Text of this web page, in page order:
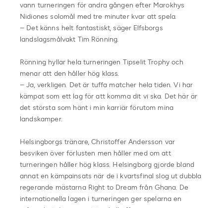
vann turneringen för andra gången efter Marokhys
Nidiones solomål med tre minuter kvar att spela.
– Det känns helt fantastiskt, säger Elfsborgs
landslagsmålvakt Tim Rönning.
Rönning hyllar hela turneringen Tipselit Trophy och
menar att den håller hög klass.
– Ja, verkligen. Det är tuffa matcher hela tiden. Vi har
kämpat som ett lag för att komma dit vi ska. Det här är
det största som hänt i min karriär förutom mina
landskamper.
Helsingborgs tränare, Christoffer Andersson var
besviken över förlusten men håller med om att
turneringen håller hög klass. Helsingborg gjorde bland
annat en kämpainsats när de i kvartsfinal slog ut dubbla
regerande mästarna Right to Dream från Ghana. De
internationella lagen i turneringen ger spelarna en